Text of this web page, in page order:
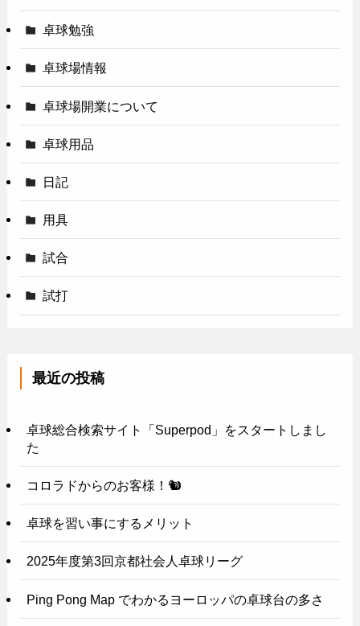
卓球勉強
卓球場情報
卓球場開業について
卓球用品
日記
用具
試合
試打
最近の投稿
卓球総合検索サイト「Superpod」をスタートしまし
た
コロラドからのお客様！🐿️
卓球を習い事にするメリット
2025年度第3回京都社会人卓球リーグ
Ping Pong Map でわかるヨーロッパの卓球台の多さ